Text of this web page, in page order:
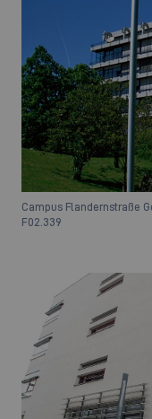
Campus Flandernstraße
F02.339